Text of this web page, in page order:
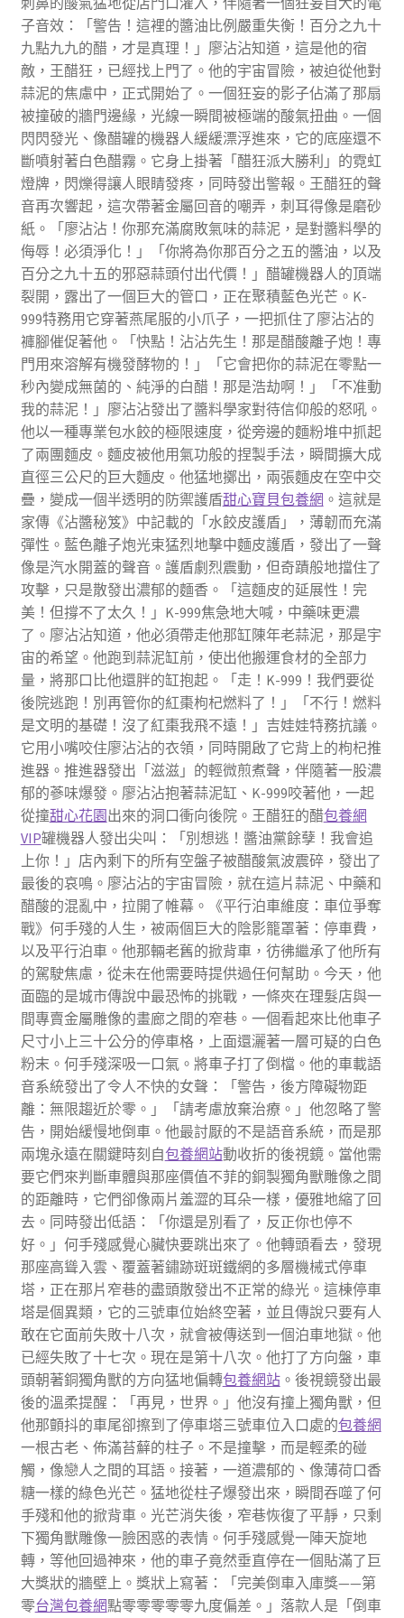
子音效：「警告！這裡的醬油比例嚴重失衡！百分之九十
九點九九的醋，才是真理！」廖沾沾知道，這是他的宿
敵，王醋狂，已經找上門了。他的宇宙冒險，被迫從他對
蒜泥的焦慮中，正式開始了。一個狂妄的影子佔滿了那扇
被撞破的牆門邊緣，光線一瞬間被極端的酸氣扭曲。一個
閃閃發光、像醋罐的機器人緩緩漂浮進來，它的底座還不
斷噴射著白色醋霧。它身上掛著「醋狂派大勝利」的霓虹
燈牌，閃爍得讓人眼睛發疼，同時發出警報。王醋狂的聲
音再次響起，這次帶著金屬回音的嘲弄，刺耳得像是磨砂
紙。「廖沾沾！你那充滿腐敗氣味的蒜泥，是對醬料學的
侮辱！必須淨化！」「你將為你那百分之五的醬油，以及
百分之九十五的邪惡蒜頭付出代價！」醋罐機器人的頂端
裂開，露出了一個巨大的管口，正在聚積藍色光芒。K-
999特務用它穿著燕尾服的小爪子，一把抓住了廖沾沾的
褲腳催促著他。「快點！沾沾先生！那是醋酸離子炮！專
門用來溶解有機發酵物的！」「它會把你的蒜泥在零點一
秒內變成無菌的、純淨的白醋！那是浩劫啊！」「不准動
我的蒜泥！」廖沾沾發出了醬料學家對待信仰般的怒吼。
他以一種專業包水餃的極限速度，從旁邊的麵粉堆中抓起
了兩團麵皮。麵皮被他用氣功般的捏製手法，瞬間擴大成
直徑三公尺的巨大麵皮。他猛地擲出，兩張麵皮在空中交
疊，變成一個半透明的防禦護盾甜心寶貝包養網 。這就是
家傳《沾醬秘笈》中記載的「水餃皮護盾」，薄韌而充滿
彈性。藍色離子炮光束猛烈地擊中麵皮護盾，發出了一聲
像是汽水開蓋的聲音。護盾劇烈震動，但奇蹟般地擋住了
攻擊，只是散發出濃郁的麵香。「這麵皮的延展性！完
美！但撐不了太久！」K-999焦急地大喊，中藥味更濃
了。廖沾沾知道，他必須帶走他那缸陳年老蒜泥，那是宇
宙的希望。他跑到蒜泥缸前，使出他搬運食材的全部力
量，將那口比他還胖的缸抱起。「走！K-999！我們要從
後院逃跑！別再管你的紅棗枸杞燃料了！」「不行！燃料
是文明的基礎！沒了紅棗我飛不遠！」吉娃娃特務抗議。
它用小嘴咬住廖沾沾的衣領，同時開啟了它背上的枸杞推
進器。推進器發出「滋滋」的輕微煎煮聲，伴隨著一股濃
郁的蔘味爆發。廖沾沾抱著蒜泥缸、K-999咬著他，一起
從撞甜心花園出來的洞口衝向後院。王醋狂的醋包養網
VIP罐機器人發出尖叫：「別想逃！醬油黨餘孽！我會追
上你！」店內剩下的所有空盤子被醋酸氣波震碎，發出了
最後的哀鳴。廖沾沾的宇宙冒險，就在這片蒜泥、中藥和
醋酸的混亂中，拉開了帷幕。《平行泊車維度：車位爭奪
戰》何手殘的人生，被兩個巨大的陰影籠罩著：停車費，
以及平行泊車。他那輛老舊的掀背車，彷彿繼承了他所有
的駕駛焦慮，從未在他需要時提供過任何幫助。今天，他
面臨的是城市傳說中最恐怖的挑戰，一條夾在理髮店與一
間專賣金屬雕像的畫廊之間的窄巷。一個看起來比他車子
尺寸小上三十公分的停車格，上面還灑著一層可疑的白色
粉末。何手殘深吸一口氣。將車子打了倒檔。他的車載語
音系統發出了令人不快的女聲：「警告，後方障礙物距
離：無限趨近於零。」「請考慮放棄治療。」他忽略了警
告，開始緩慢地倒車。他最討厭的不是語音系統，而是那
兩塊永遠在關鍵時刻自包養網站動收折的後視鏡。當他需
要它們來判斷車體與那座價值不菲的銅製獨角獸雕像之間
的距離時，它們卻像兩片羞澀的耳朵一樣，優雅地縮了回
去。同時發出低語：「你還是別看了，反正你也停不
好。」何手殘感覺心臟快要跳出來了。他轉頭看去，發現
那座高聳入雲、覆蓋著鏽跡斑斑鐵網的多層機械式停車
塔，正在那片窄巷的盡頭散發出不正常的綠光。這棟停車
塔是個異類，它的三號車位始終空著，並且傳說只要有人
敢在它面前失敗十八次，就會被傳送到一個泊車地獄。他
已經失敗了十七次。現在是第十八次。他打了方向盤，車
頭朝著銅獨角獸的方向猛地偏轉包養網站。後視鏡發出最
後的溫柔提醒：「再見，世界。」他沒有撞上獨角獸，但
他那顫抖的車尾卻擦到了停車塔三號車位入口處的包養網
一根古老、佈滿苔蘚的柱子。不是撞擊，而是輕柔的碰
觸，像戀人之間的耳語。接著，一道濃郁的、像薄荷口香
糖一樣的綠色光芒。猛地從柱子爆發出來，瞬間吞噬了何
手殘和他的掀背車。光芒消失後，窄巷恢復了平靜，只剩
下獨角獸雕像一臉困惑的表情。何手殘感覺一陣天旋地
轉，等他回過神來，他的車子竟然垂直停在一個貼滿了巨
大獎狀的牆壁上。獎狀上寫著：「完美倒車入庫獎——第
零台灣包養網點零零零零零九度偏差。」落款人是「倒車